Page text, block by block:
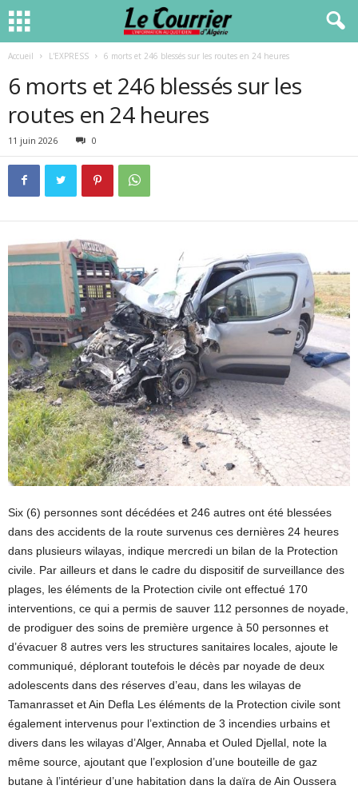
Accueil L'EXPRESS 6 morts et 246 blessés sur les routes en 24 heures
6 morts et 246 blessés sur les
routes en 24 heures
11 juin 2026 0
Six (6) personnes sont décédées et 246 autres ont été blessées
dans des accidents de la route survenus ces dernières 24 heures
dans plusieurs wilayas, indique mercredi un bilan de la Protection
civile. Par ailleurs et dans le cadre du dispositif de surveillance des
plages, les éléments de la Protection civile ont effectué 170
interventions, ce qui a permis de sauver 112 personnes de noyade,
de prodiguer des soins de première urgence à 50 personnes et
d’évacuer 8 autres vers les structures sanitaires locales, ajoute le
communiqué, déplorant toutefois le décès par noyade de deux
adolescents dans des réserves d’eau, dans les wilayas de
Tamanrasset et Ain Defla Les éléments de la Protection civile sont
également intervenus pour l’extinction de 3 incendies urbains et
divers dans les wilayas d’Alger, Annaba et Ouled Djellal, note la
même source, ajoutant que l’explosion d’une bouteille de gaz
butane à l’intérieur d’une habitation dans la daïra de Ain Oussera